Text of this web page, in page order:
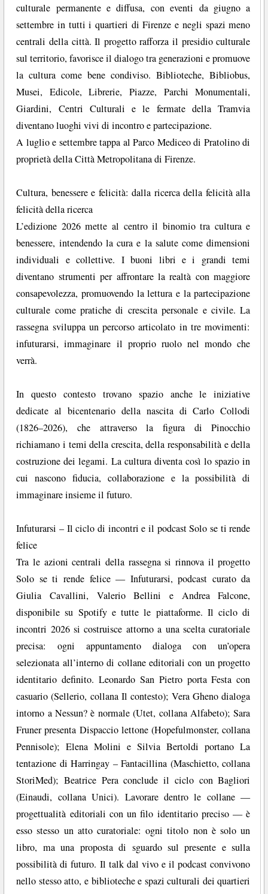
culturale permanente e diffusa, con eventi da giugno a
settembre in tutti i quartieri di Firenze e negli spazi meno
centrali della città. Il progetto rafforza il presidio culturale
sul territorio, favorisce il dialogo tra generazioni e promuove
la cultura come bene condiviso. Biblioteche, Bibliobus,
Musei, Edicole, Librerie, Piazze, Parchi Monumentali,
Giardini, Centri Culturali e le fermate della Tramvia
diventano luoghi vivi di incontro e partecipazione.
A luglio e settembre tappa al Parco Mediceo di Pratolino di
proprietà della Città Metropolitana di Firenze.
Cultura, benessere e felicità: dalla ricerca della felicità alla
felicità della ricerca
L’edizione 2026 mette al centro il binomio tra cultura e
benessere, intendendo la cura e la salute come dimensioni
individuali e collettive. I buoni libri e i grandi temi
diventano strumenti per affrontare la realtà con maggiore
consapevolezza, promuovendo la lettura e la partecipazione
culturale come pratiche di crescita personale e civile. La
rassegna sviluppa un percorso articolato in tre movimenti:
infuturarsi, immaginare il proprio ruolo nel mondo che
verrà.
In questo contesto trovano spazio anche le iniziative
dedicate al bicentenario della nascita di Carlo Collodi
(1826–2026), che attraverso la figura di Pinocchio
richiamano i temi della crescita, della responsabilità e della
costruzione dei legami. La cultura diventa così lo spazio in
cui nascono fiducia, collaborazione e la possibilità di
immaginare insieme il futuro.
Infuturarsi – Il ciclo di incontri e il podcast Solo se ti rende
felice
Tra le azioni centrali della rassegna si rinnova il progetto
Solo se ti rende felice — Infuturarsi, podcast curato da
Giulia Cavallini, Valerio Bellini e Andrea Falcone,
disponibile su Spotify e tutte le piattaforme. Il ciclo di
incontri 2026 si costruisce attorno a una scelta curatoriale
precisa: ogni appuntamento dialoga con un’opera
selezionata all’interno di collane editoriali con un progetto
identitario definito. Leonardo San Pietro porta Festa con
casuario (Sellerio, collana Il contesto); Vera Gheno dialoga
intorno a Nessun? è normale (Utet, collana Alfabeto); Sara
Fruner presenta Dispaccio lettone (Hopefulmonster, collana
Pennisole); Elena Molini e Silvia Bertoldi portano La
tentazione di Harringay – Fantacillina (Maschietto, collana
StoriMed); Beatrice Pera conclude il ciclo con Bagliori
(Einaudi, collana Unici). Lavorare dentro le collane —
progettualità editoriali con un filo identitario preciso — è
esso stesso un atto curatoriale: ogni titolo non è solo un
libro, ma una proposta di sguardo sul presente e sulla
possibilità di futuro. Il talk dal vivo e il podcast convivono
nello stesso atto, e biblioteche e spazi culturali dei quartieri